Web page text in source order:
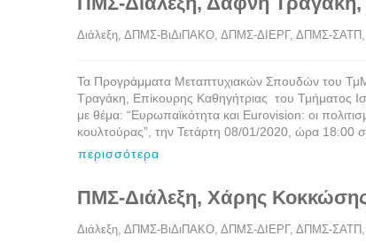
Διάλεξη, ΔΠΜΣ-ΒιΔιΠΑΚΟ, ΔΠΜΣ-ΔΙΕΡΓ, ΔΠΜΣ-ΣΑΤΠ ,
Τα Προγράμματα Μεταπτυχιακών Σπουδών του
Τραγάκη, Επίκουρης Καθηγήτριας του Τμήματος
με θέμα: “Ευρωπαϊκότητα και Eurovision: οι
κουλτούρας”, την Τετάρτη 08/01/2020, ώρα 18:00
περισσότερα
ΠΜΣ-Διάλεξη, Χάρης
Διάλεξη, ΔΠΜΣ-ΒιΔιΠΑΚΟ, ΔΠΜΣ-ΔΙΕΡΓ, ΔΠΜΣ-ΣΑΤΠ ,